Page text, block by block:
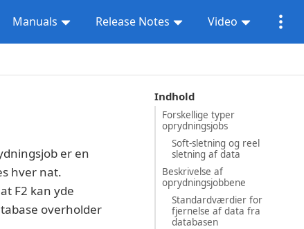
Manuals Release Notes Video
Indhold
Forskellige typer
oprydningsjobs
Soft-sletning og reel
sletning af data
Beskrivelse af
oprydningsjobbene
Standardværdier for
fjernelse af data fra
databasen
er en
hver nat.
F2 kan yde
overholder